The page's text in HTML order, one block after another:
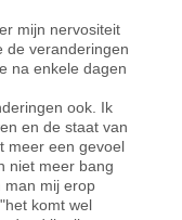
mijn nervositeit
de veranderingen
na enkele dagen
ook. Ik
en de staat van
meer een gevoel
niet meer bang
man mij erop
komt wel